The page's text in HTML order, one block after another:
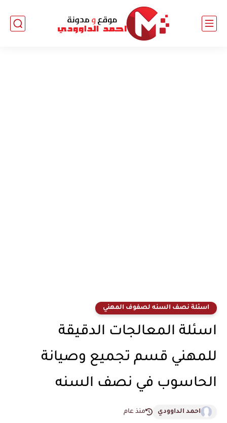
اسئلة نصف السنه لصفوف المهني
اسئلة المعالجات الدقيقة
للمهني قسم تجميع وصيانة
الحاسوب في نصف السنه
احمد الداوودي منذ عام